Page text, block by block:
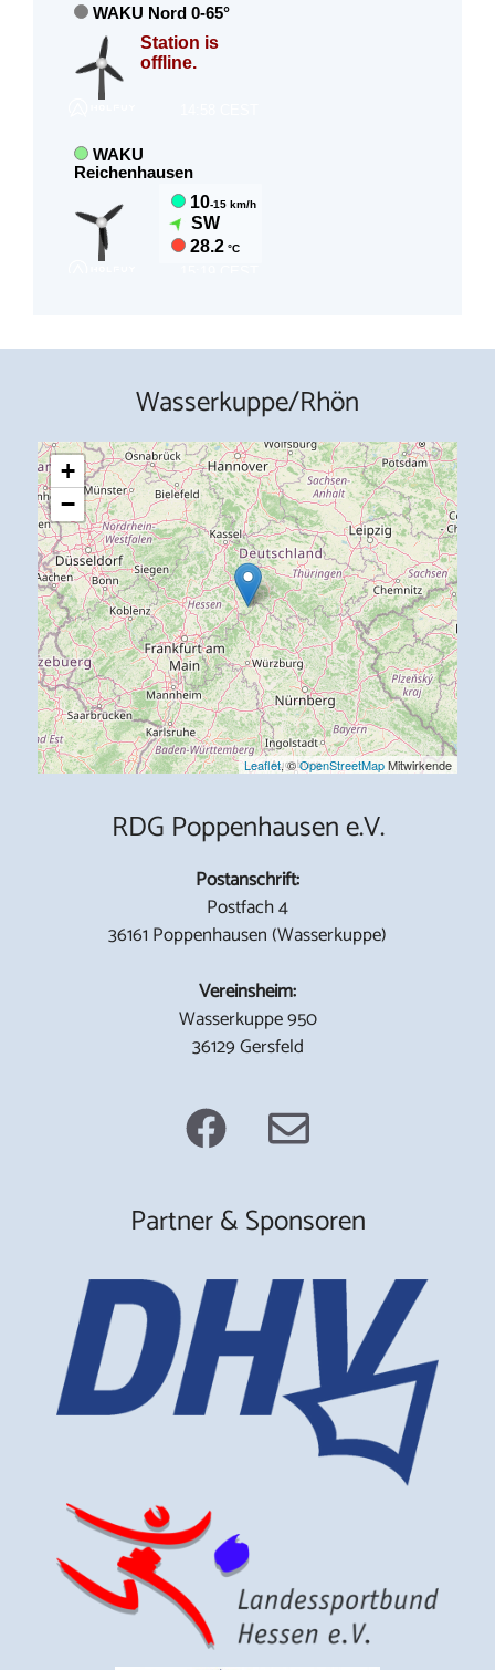
Wasserkuppe/Rhön
+
−
Leaflet, ©OpenStreetMapMitwirkende
RDG Poppenhausen e.V.
Postanschrift:
Postfach 4
36161 Poppenhausen (Wasserkuppe)
Vereinsheim:
Wasserkuppe 950
36129 Gersfeld
Partner & Sponsoren